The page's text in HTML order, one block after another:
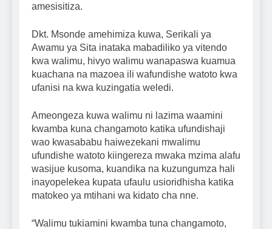
amesisitiza.
Dkt. Msonde amehimiza kuwa, Serikali ya
Awamu ya Sita inataka mabadiliko ya vitendo
kwa walimu, hivyo walimu wanapaswa kuamua
kuachana na mazoea ili wafundishe watoto kwa
ufanisi na kwa kuzingatia weledi.
Ameongeza kuwa walimu ni lazima waamini
kwamba kuna changamoto katika ufundishaji
wao kwasababu haiwezekani mwalimu
ufundishe watoto kiingereza mwaka mzima alafu
wasijue kusoma, kuandika na kuzungumza hali
inayopelekea kupata ufaulu usioridhisha katika
matokeo ya mtihani wa kidato cha nne.
“Walimu tukiamini kwamba tuna changamoto,